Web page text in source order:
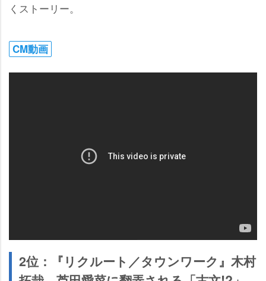
くストーリー。
CM動画
2位：『リクルート／タウンワーク』木村